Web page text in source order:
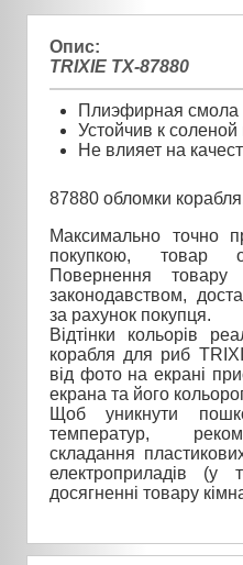
Опис:
TRIXIE TX-87880
Плиэфирная смола
Устойчив к соленой
Не влияет на
87880 обломки
Максимально точно
покупкою, товар
Повернення товару
законодавством,
за рахунок покупця.
Відтінки кольорів
корабля для риб
від фото на екрані
екрана та його
Щоб уникнути
температур,
складання
електроприладів
досягненні товару